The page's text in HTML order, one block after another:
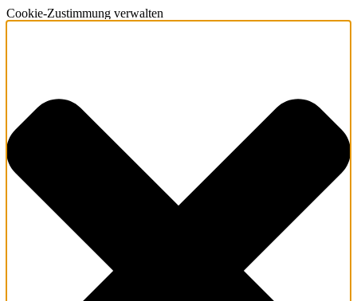
Cookie-Zustimmung verwalten